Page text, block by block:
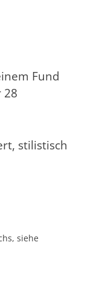
Fund
28
stilistisch
siehe